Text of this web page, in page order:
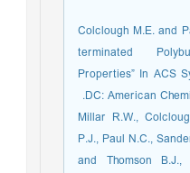
7. Colclough M.E.
terminated
Properties” In ACS
DC: American
8. Millar R.W.,
P.J., Paul N.C.,
and Thomson